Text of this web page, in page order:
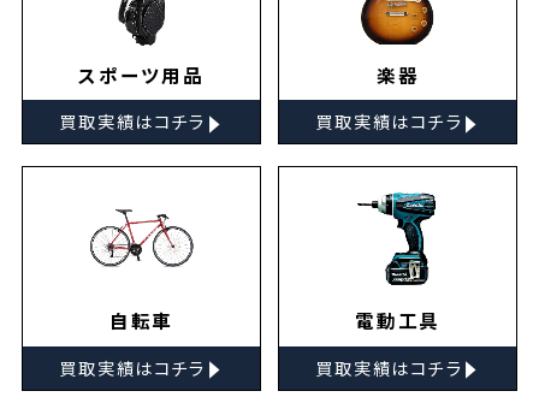
スポーツ用品
買取実績はコチラ ▸
楽器
買取実績はコチラ ▸
自転車
買取実績はコチラ ▸
電動工具
買取実績はコチラ ▸